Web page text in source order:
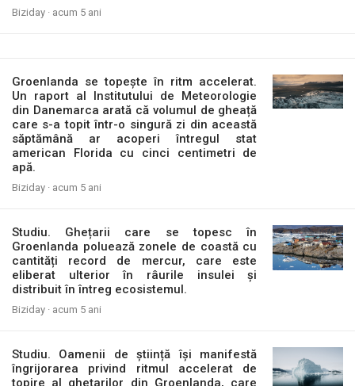
Biziday · acum 5 ani
Groenlanda se topește în ritm accelerat.
Un raport al Institutului de Meteorologie
din Danemarca arată că volumul de gheață
care s-a topit într-o singură zi din această
săptămână ar acoperi întregul stat
american Florida cu cinci centimetri de
apă.
Biziday · acum 5 ani
Studiu. Ghețarii care se topesc în
Groenlanda poluează zonele de coastă cu
cantități record de mercur, care este
eliberat ulterior în râurile insulei și
distribuit în întreg ecosistemul.
Biziday · acum 5 ani
Studiu. Oamenii de știință își manifestă
îngrijorarea privind ritmul accelerat de
topire al ghețarilor din Groenlanda, care